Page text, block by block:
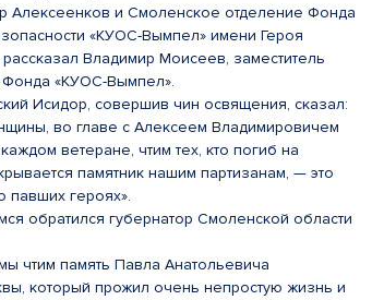
Алексеенков и Смоленское отделение Фонда
«КУОС-Вымпел» имени Героя
Владимир Моисеев, заместитель
Фонда «КУОС-Вымпел».
Исидор, совершив чин освящения, сказал:
во главе с Алексеем Владимировичем
ветеране, чтим тех, кто погиб на
памятник нашим партизанам, — это
павших героях».
обратился губернатор Смоленской области
чтим память Павла Анатольевича
который прожил очень непростую жизнь и